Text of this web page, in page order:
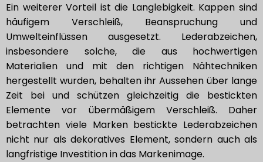
Ein weiterer Vorteil ist die Langlebigkeit. Kappen sind
häufigem Verschleiß, Beanspruchung und
Umwelteinflüssen ausgesetzt. Lederabzeichen,
insbesondere solche, die aus hochwertigen
Materialien und mit den richtigen Nähtechniken
hergestellt wurden, behalten ihr Aussehen über lange
Zeit bei und schützen gleichzeitig die bestickten
Elemente vor übermäßigem Verschleiß. Daher
betrachten viele Marken bestickte Lederabzeichen
nicht nur als dekoratives Element, sondern auch als
langfristige Investition in das Markenimage.